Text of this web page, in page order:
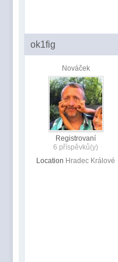
ok1fig
Nováček
Registrovaní
6 příspěvků(y)
Location Hradec Králové